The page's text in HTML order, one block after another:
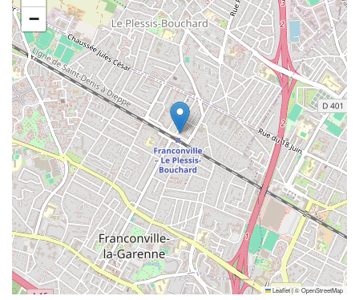
−
Leaflet|©OpenStreetMap